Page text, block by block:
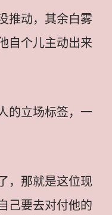
推动，其余白雾
自个儿主动出来
的立场标签，一
，那就是这位现
己要去对付他的